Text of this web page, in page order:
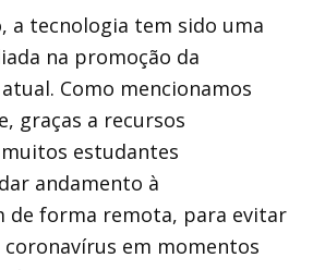
a tecnologia tem sido uma
na promoção da
Como mencionamos
graças a recursos
estudantes
andamento à
de forma remota, para evitar
em momentos